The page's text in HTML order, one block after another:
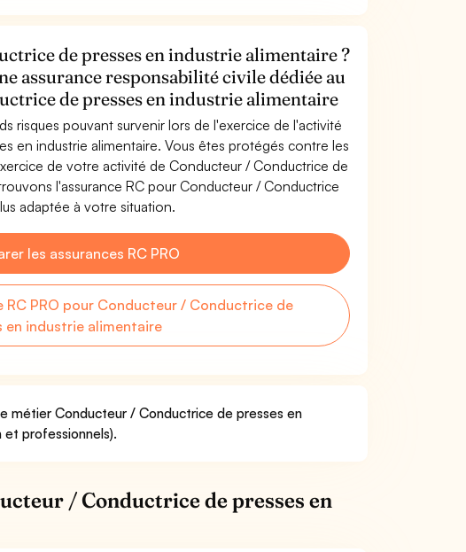
de presses en industrie alimentaire ?
assurance responsabilité civile dédiée au
de presses en industrie alimentaire
risques pouvant survenir lors de l'exercice de l'activité
en industrie alimentaire. Vous êtes protégés contre les
de votre activité de Conducteur / Conductrice de
l'assurance RC pour Conducteur / Conductrice
adaptée à votre situation.
les assurances RC PRO
RC PRO pour Conducteur / Conductrice de
en industrie alimentaire
métier Conducteur / Conductrice de presses en
professionnels).
/ Conductrice de presses en